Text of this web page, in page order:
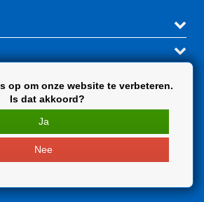
op om onze website te verbeteren.
Is dat akkoord?
Ja
Nee